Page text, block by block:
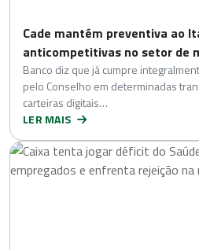
Cade mantém preventiva ao
anticompetitivas no setor de
Banco diz que já cumpre
pelo Conselho em determinadas
carteiras digitais…
LER MAIS